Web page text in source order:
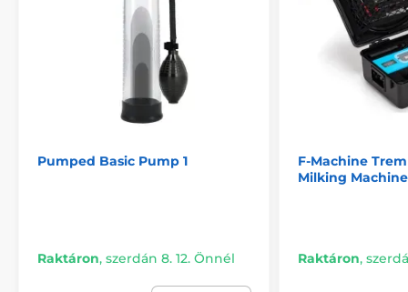
Pumped Basic Pump 1
Raktáron, szerdán 8. 12. Önnél
F-Machine
Milking Machine
Raktáron,